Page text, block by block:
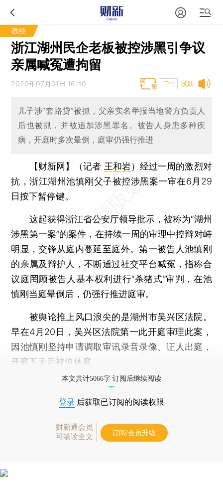
政经
浙江湖州民企老板被控涉黑引争议
亲属喊冤遭拘留
试听
2020年07月01日 16:40 T中
儿子涉“套路贷”被抓，父亲实名举报当地警方负责人
后也被抓，并被追加涉黑罪名。被告人身患多种疾
病，开庭时多次晕倒，庭审仍强行推进
【财新网】（记者 王和岩） 经过一周的激烈对
抗，浙江湖州池慎刚父子被控涉黑案一审在6月29
日按下暂停键。
这起获得浙江省公安厅领导批示，被称为“湖州
涉黑第一案”的案件，在持续一周的审理中控辩对峙
明显，交锋从庭内蔓延至庭外。第一被告人池慎刚
的亲属及辩护人，不断通过社交平台喊冤，指称合
议庭罔顾被告人基本权利进行“杀猪式”审判，在池
慎刚当庭晕倒后，仍强行推进庭审。
被舆论推上风口浪尖的是湖州市吴兴区法院。
早在4月20日，吴兴区法院第一此开庭审理此案，
因池慎刚坚持申请调取审讯录音录像、证人出庭，
开庭五天后被迫休庭。
本文共计5066字 订阅后继续阅读
登录 后获取已订阅的阅读权限
财新通会员
可畅读全文
订阅/会员升级